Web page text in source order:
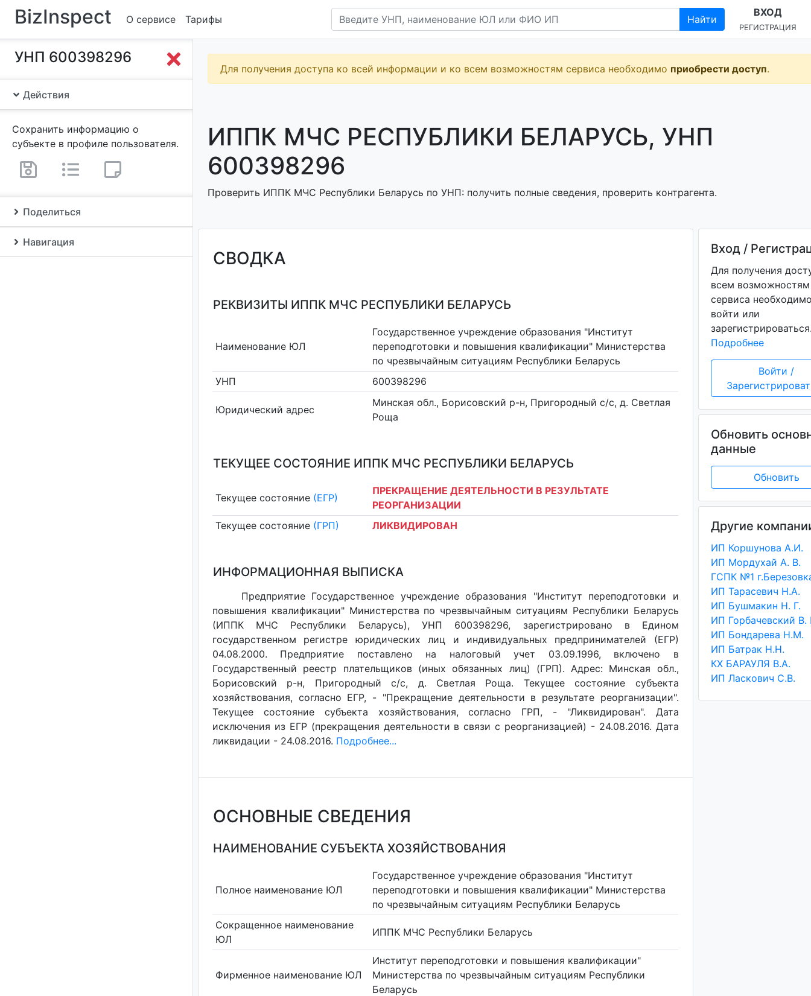
BizInspect О сервисе Тарифы Найти
ВХОД
РЕГИСТРАЦИЯ
УНП 600398296
Действия
Сохранить информацию о
субъекте в профиле пользователя.
Поделиться
Навигация
Для получения доступа ко всей информации и ко всем возможностям сервиса необходимо приобрести доступ.
ИППК МЧС РЕСПУБЛИКИ БЕЛАРУСЬ, УНП
600398296
Проверить ИППК МЧС Республики Беларусь по УНП: получить полные сведения, проверить контрагента.
СВОДКА
РЕКВИЗИТЫ ИППК МЧС РЕСПУБЛИКИ БЕЛАРУСЬ
Наименование ЮЛ
Государственное учреждение образования "Институт
переподготовки и повышения квалификации" Министерства
по чрезвычайным ситуациям Республики Беларусь
УНП
600398296
Юридический адрес
Минская обл., Борисовский р-н, Пригородный с/с, д. Светлая
Роща
ТЕКУЩЕЕ СОСТОЯНИЕ ИППК МЧС РЕСПУБЛИКИ БЕЛАРУСЬ
Текущее состояние (ЕГР)
ПРЕКРАЩЕНИЕ ДЕЯТЕЛЬНОСТИ В РЕЗУЛЬТАТЕ
РЕОРГАНИЗАЦИИ
Текущее состояние (ГРП) ЛИКВИДИРОВАН
ИНФОРМАЦИОННАЯ ВЫПИСКА
Предприятие Государственное учреждение образования "Институт переподготовки и
повышения квалификации" Министерства по чрезвычайным ситуациям Республики Беларусь
(ИППК МЧС Республики Беларусь), УНП 600398296, зарегистрировано в Едином
государственном регистре юридических лиц и индивидуальных предпринимателей (ЕГР)
04.08.2000. Предприятие поставлено на налоговый учет 03.09.1996, включено в
Государственный реестр плательщиков (иных обязанных лиц) (ГРП). Адрес: Минская обл.,
Борисовский р-н, Пригородный с/с, д. Светлая Роща. Текущее состояние субъекта
хозяйствования, согласно ЕГР, - "Прекращение деятельности в результате реорганизации".
Текущее состояние субъекта хозяйствования, согласно ГРП, - "Ликвидирован". Дата
исключения из ЕГР (прекращения деятельности в связи с реорганизацией) - 24.08.2016. Дата
ликвидации - 24.08.2016. Подробнее...
ОСНОВНЫЕ СВЕДЕНИЯ
НАИМЕНОВАНИЕ СУБЪЕКТА ХОЗЯЙСТВОВАНИЯ
Полное наименование ЮЛ
Государственное учреждение образования "Институт
переподготовки и повышения квалификации" Министерства
по чрезвычайным ситуациям Республики Беларусь
Сокращенное наименование
ЮЛ
ИППК МЧС Республики Беларусь
Фирменное наименование ЮЛ
Институт переподготовки и повышения квалификации"
Министерства по чрезвычайным ситуациям Республики
Беларусь
Вход /
Для получения
всем возможностям
сервиса
войти или
Подробнее
Войти /
Обновить
данные
Обновить
Другие
ИП Коршунова А.И.
ИП Мордухай А. В.
ГСПК №1
ИП Тарасевич Н.А.
ИП Бушмакин Н. Г.
ИП Горбачевский В.
ИП Бондарева Н.М.
ИП Батрак Н.Н.
КХ БАРАУЛЯ В.А.
ИП Ласкович С.В.